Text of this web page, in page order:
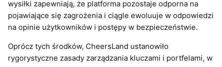
wysiłki zapewniają, że platforma pozostaje odporna na
pojawiające się zagrożenia i ciągle ewoluuje w odpowiedzi
na opinie użytkowników i postępy w bezpieczeństwie.
Oprócz tych środków, CheersLand ustanowiło
rygorystyczne zasady zarządzania kluczami i portfelami, w